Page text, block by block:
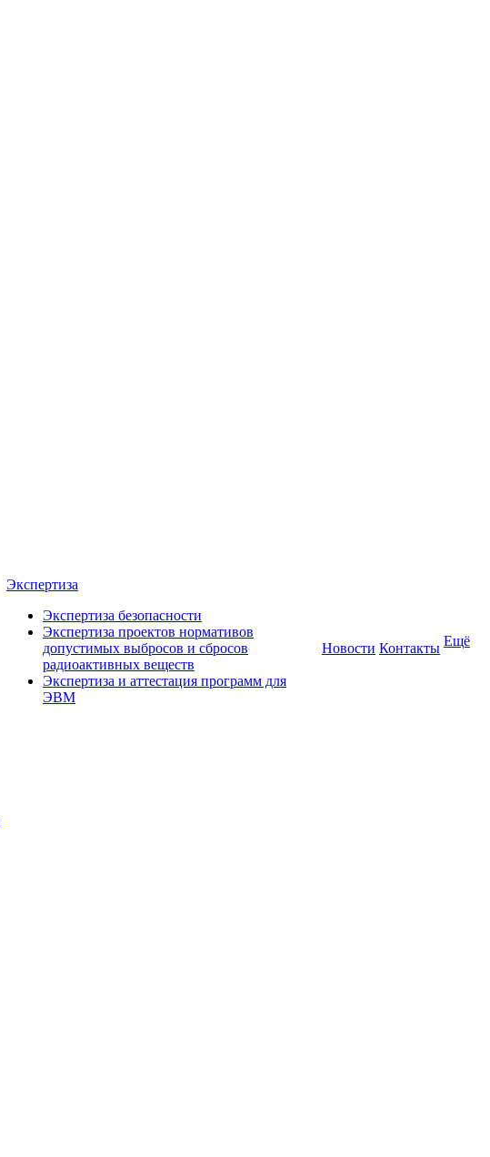
Экспертиза
Экспертиза безопасности
Экспертиза проектов нормативов
допустимых выбросов и сбросов
радиоактивных веществ
Экспертиза и аттестация программ для
ЭВМ
Новости Контакты Ещё